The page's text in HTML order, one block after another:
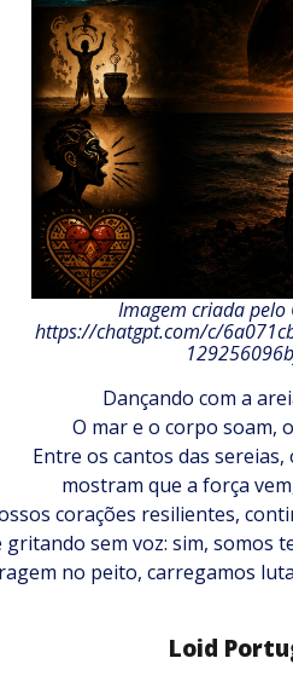
Imagem criada pelo
https://chatgpt.com/c/
Dançando com a
O mar e o corpo soam,
Entre os cantos das
mostram que a força
corações resilientes,
gritando sem voz: sim, somos
no peito, carregamos
Loid